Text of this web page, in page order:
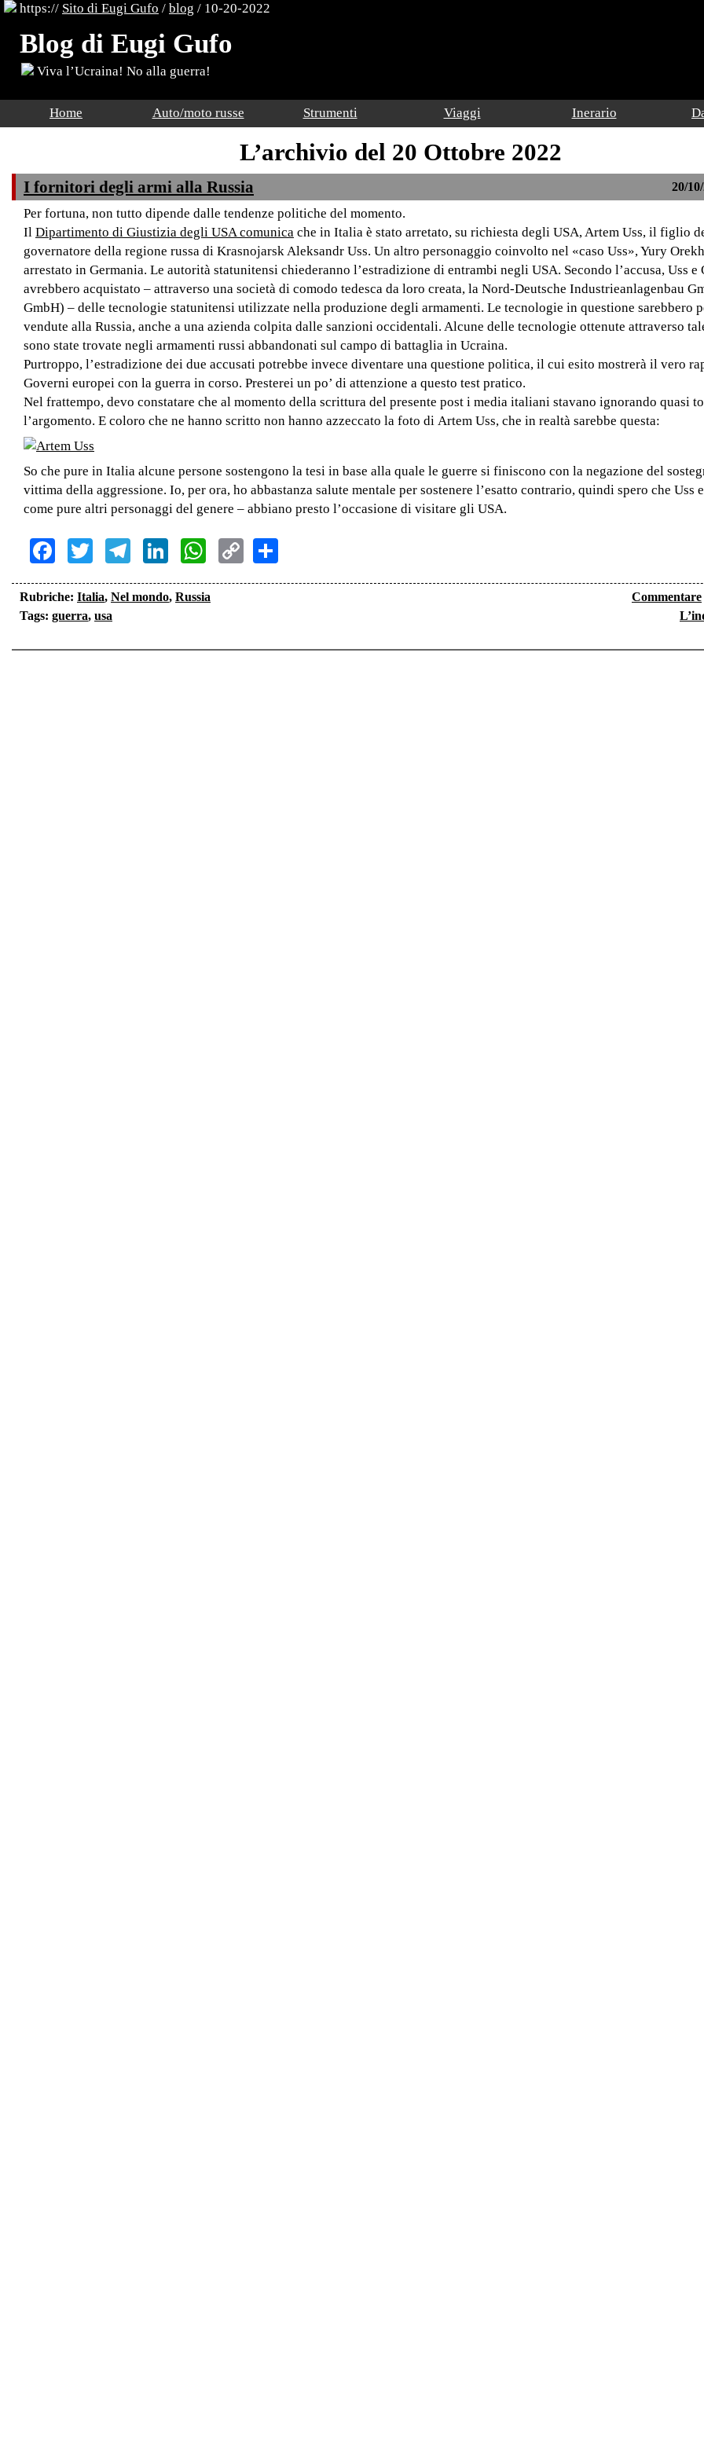
https:// Sito di Eugi Gufo / blog / 10-20-2022
Blog di Eugi Gufo
Viva l’Ucraina! No alla guerra!
Home Auto/moto russe Strumenti Viaggi Inerario
L’archivio del 20 Ottobre 2022
I fornitori degli armi alla Russia 20/
Per fortuna, non tutto dipende dalle tendenze politiche del momento.
Il Dipartimento di Giustizia degli USA comunica che in Italia è stato arretato, su richiesta degli USA, Artem Uss, il figlio
governatore della regione russa di Krasnojarsk Aleksandr Uss. Un altro personaggio coinvolto nel «caso Uss», Yury
arrestato in Germania. Le autorità statunitensi chiederanno l’estradizione di entrambi negli USA. Secondo l’accusa, Uss e
avrebbero acquistato – attraverso una società di comodo tedesca da loro creata, la Nord-Deutsche Industrieanlagenbau
GmbH) – delle tecnologie statunitensi utilizzate nella produzione degli armamenti. Le tecnologie in questione sarebbero
vendute alla Russia, anche a una azienda colpita dalle sanzioni occidentali. Alcune delle tecnologie ottenute attraverso
sono state trovate negli armamenti russi abbandonati sul campo di battaglia in Ucraina.
Purtroppo, l’estradizione dei due accusati potrebbe invece diventare una questione politica, il cui esito mostrerà il vero
Governi europei con la guerra in corso. Presterei un po’ di attenzione a questo test pratico.
Nel frattempo, devo constatare che al momento della scrittura del presente post i media italiani stavano ignorando quasi
l’argomento. E coloro che ne hanno scritto non hanno azzeccato la foto di Artem Uss, che in realtà sarebbe questa:
So che pure in Italia alcune persone sostengono la tesi in base alla quale le guerre si finiscono con la negazione del
vittima della aggressione. Io, per ora, ho abbastanza salute mentale per sostenere l’esatto contrario, quindi spero che Uss
come pure altri personaggi del genere – abbiano presto l’occasione di visitare gli USA.
Facebook
TwitterTelegram
LinkedInWhatsApp
Copy
Link
Rubriche: Italia, Nel mondo, Russia
Tags: guerra, usa
Commentare